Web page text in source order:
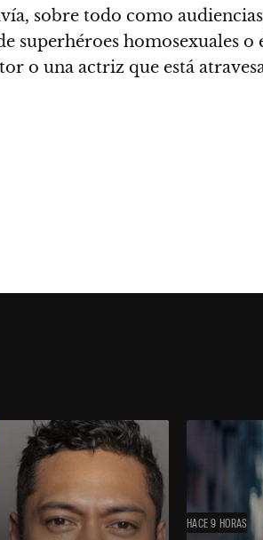
, sobre todo como
homosexuales o
o una actriz que está
HACE 9 HORAS